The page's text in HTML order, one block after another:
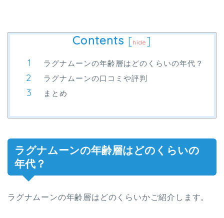
Contents [hide ]
ラグナムーンの年齢層はどのくらいの年代？
ラグナムーンの口コミや評判
まとめ
ラグナムーンの年齢層はどのくらいの
年代？
ラグナムーンの年齢層はどのくらいかご紹介します。